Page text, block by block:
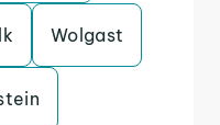
Wolgast